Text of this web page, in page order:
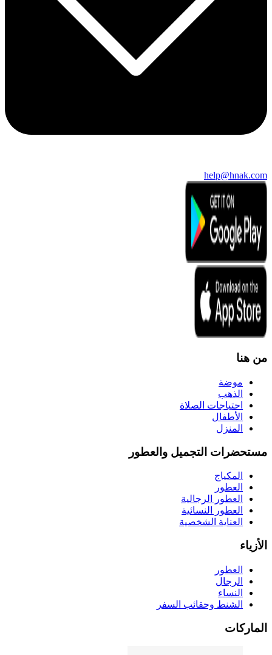
help@hnak.com
من هنا
موضة
الذهب
احتياجات الصلاة
الأطفال
المنزل
مستحضرات التجميل والعطور
المكياج
العطور
العطور الرجالية
العطور النسائية
العناية الشخصية
الأزياء
العطور
الرجال
النساء
الشنط وحقائب السفر
الماركات